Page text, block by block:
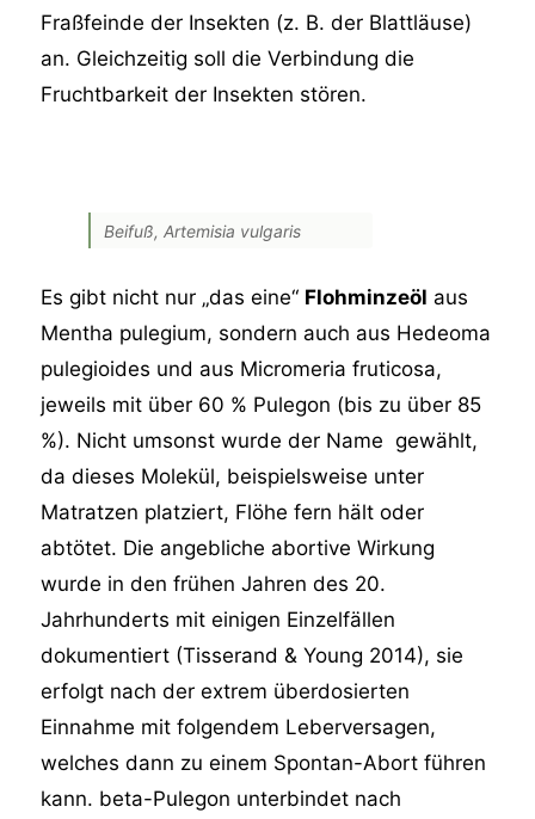
Fraßfeinde der Insekten (z. B. der Blattläuse)
an. Gleichzeitig soll die Verbindung die
Fruchtbarkeit der Insekten stören.
Beifuß, Artemisia vulgaris
Es gibt nicht nur „das eine“ Flohminzeöl aus
Mentha pulegium, sondern auch aus Hedeoma
pulegioides und aus Micromeria fruticosa,
jeweils mit über 60 % Pulegon (bis zu über 85
%). Nicht umsonst wurde der Name gewählt,
da dieses Molekül, beispielsweise unter
Matratzen platziert, Flöhe fern hält oder
abtötet. Die angebliche abortive Wirkung
wurde in den frühen Jahren des 20.
Jahrhunderts mit einigen Einzelfällen
dokumentiert (Tisserand & Young 2014), sie
erfolgt nach der extrem überdosierten
Einnahme mit folgendem Leberversagen,
welches dann zu einem Spontan-Abort führen
kann. beta-Pulegon unterbindet nach